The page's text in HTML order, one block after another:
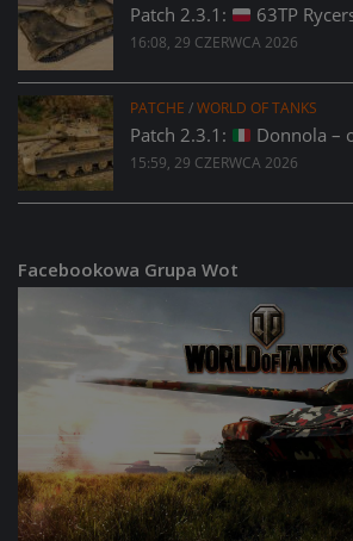
Patch 2.3.1: 63TP
16:08, 29 CZERWCA 2026
PATCHE /WORLD OF TANKS
Patch 2.3.1: Donnola –
15:59, 29 CZERWCA 2026
Facebookowa Grupa Wot